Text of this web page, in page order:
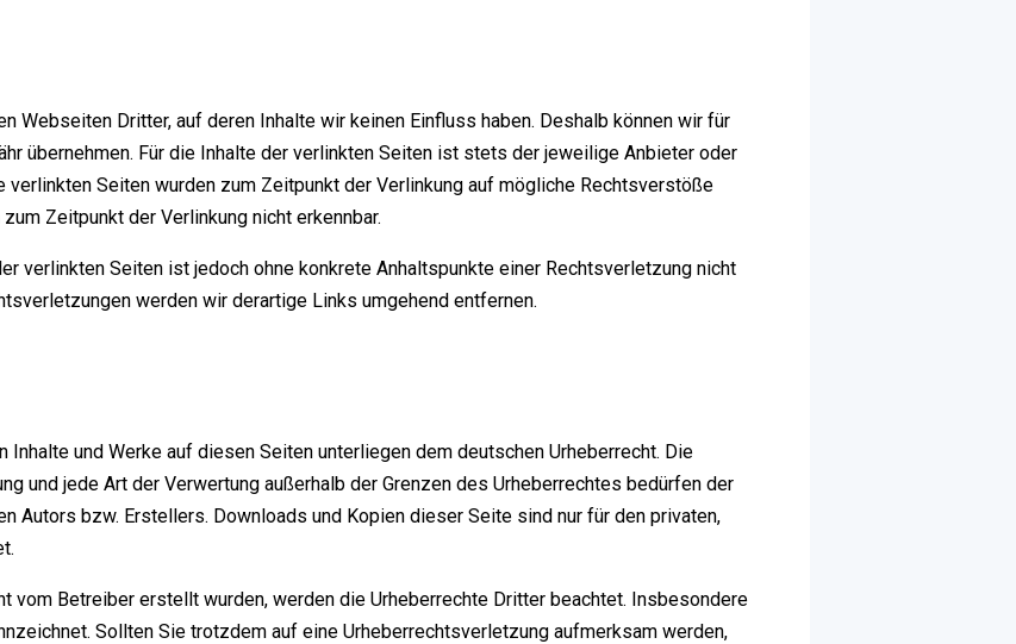
Webseiten Dritter, auf deren Inhalte wir keinen Einfluss haben. Deshalb können wir für
übernehmen. Für die Inhalte der verlinkten Seiten ist stets der jeweilige Anbieter oder
verlinkten Seiten wurden zum Zeitpunkt der Verlinkung auf mögliche Rechtsverstöße
Zeitpunkt der Verlinkung nicht erkennbar.
verlinkten Seiten ist jedoch ohne konkrete Anhaltspunkte einer Rechtsverletzung nicht
werden wir derartige Links umgehend entfernen.
und Werke auf diesen Seiten unterliegen dem deutschen Urheberrecht. Die
und jede Art der Verwertung außerhalb der Grenzen des Urheberrechtes bedürfen der
Autors bzw. Erstellers. Downloads und Kopien dieser Seite sind nur für den privaten,
vom Betreiber erstellt wurden, werden die Urheberrechte Dritter beachtet. Insbesondere
Sollten Sie trotzdem auf eine Urheberrechtsverletzung aufmerksam werden,